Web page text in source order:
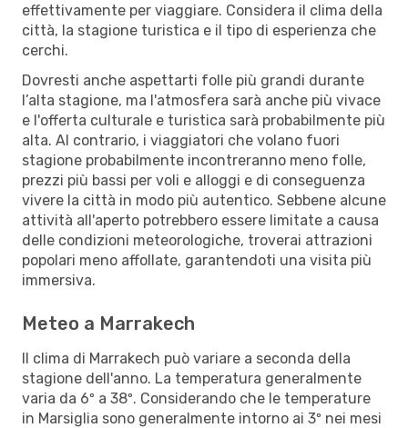
effettivamente per viaggiare. Considera il clima della
città, la stagione turistica e il tipo di esperienza che
cerchi.
Dovresti anche aspettarti folle più grandi durante
l’alta stagione, ma l'atmosfera sarà anche più vivace
e l'offerta culturale e turistica sarà probabilmente più
alta. Al contrario, i viaggiatori che volano fuori
stagione probabilmente incontreranno meno folle,
prezzi più bassi per voli e alloggi e di conseguenza
vivere la città in modo più autentico. Sebbene alcune
attività all'aperto potrebbero essere limitate a causa
delle condizioni meteorologiche, troverai attrazioni
popolari meno affollate, garantendoti una visita più
immersiva.
Meteo a Marrakech
Il clima di Marrakech può variare a seconda della
stagione dell'anno. La temperatura generalmente
varia da 6º a 38º. Considerando che le temperature
in Marsiglia sono generalmente intorno ai 3º nei mesi